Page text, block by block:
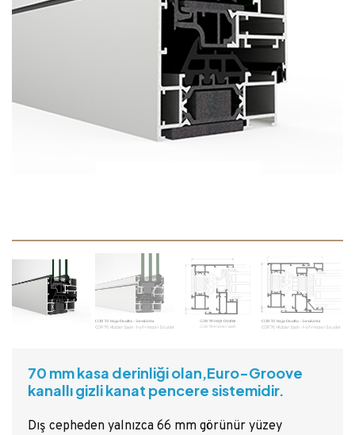
70 mm kasa derinliği olan,Euro-Groove
kanallı gizli kanat pencere sistemidir.
Dış cepheden yalnızca 66 mm görünür yüzey